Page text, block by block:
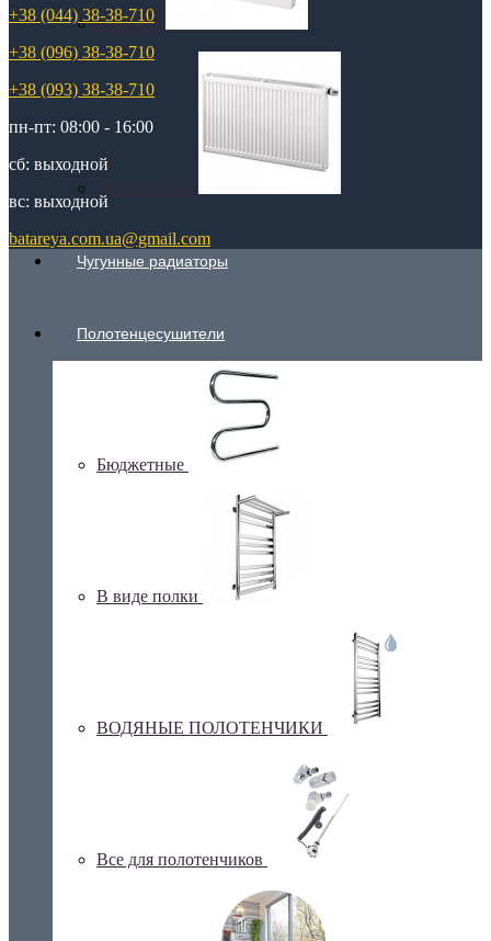
Плоские
Чугунные радиаторы
Полотенцесушители
Бюджетные
В виде полки
ВОДЯНЫЕ ПОЛОТЕНЧИКИ
Все для полотенчиков
+38 (044) 38-38-710
+38 (096) 38-38-710
+38 (093) 38-38-710
пн-пт: 08:00 - 16:00
сб: выходной
вс: выходной
batareya.com.ua@gmail.com